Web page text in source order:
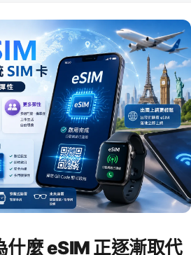
什麼 eSIM 正逐漸取代